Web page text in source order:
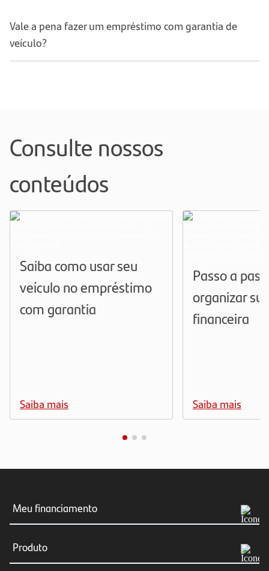
Vale a pena fazer um empréstimo com garantia de
veículo?
Consulte nossos
conteúdos
Saiba como usar seu
veículo no empréstimo
com garantia
Saiba mais
Passo a
organizar
financeira
Saiba mais
Meu financiamento
Consultar Financiamento
Produto